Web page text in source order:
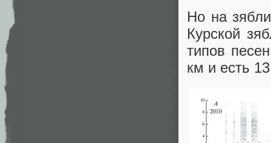
Но на
Курской
типов
км и есть